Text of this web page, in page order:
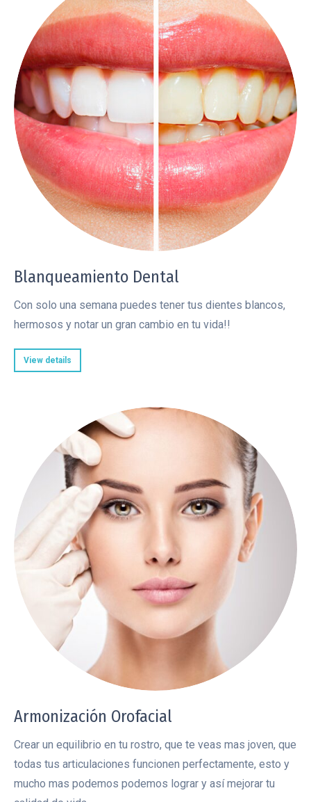
Blanqueamiento Dental
Con solo una semana puedes tener tus dientes blancos,
hermosos y notar un gran cambio en tu vida!!
View details
Armonización Orofacial
Crear un equilibrio en tu rostro, que te veas mas joven, que
todas tus articulaciones funcionen perfectamente, esto y
mucho mas podemos podemos lograr y así mejorar tu